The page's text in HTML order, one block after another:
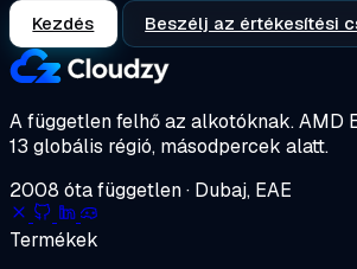
Kezdés Beszélj az értékesítési
A független felhő az alkotóknak.AMD
13 globális régió, másodpercek alatt.
2008 óta független · Dubaj, EAE
Termékek